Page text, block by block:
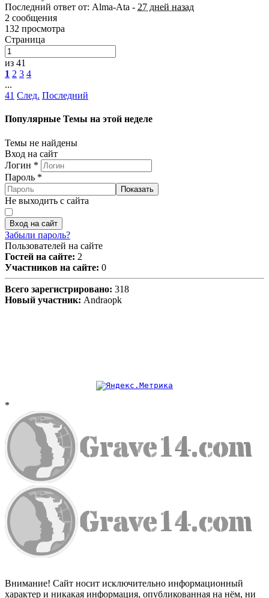
Последний ответ от: Alma-Ata - 27 дней назад
2 сообщения
132 просмотра
Страница
из 41
1 2 3 4
...
41 След. Последний
Популярные Темы на этой неделе
Темы не найдены
Вход на сайт
Логин *
Пароль *
Показать
Не выходить с сайта
Вход на сайт
Забыли пароль?
Пользователей на сайте
Гостей на сайте: 2
Участников на сайте: 0
Всего зарегистрировано: 318
Новый участник: Andraopk
*
Внимание! Сайт носит исключительно информационный
характер и никакая информация, опубликованная на нём, ни